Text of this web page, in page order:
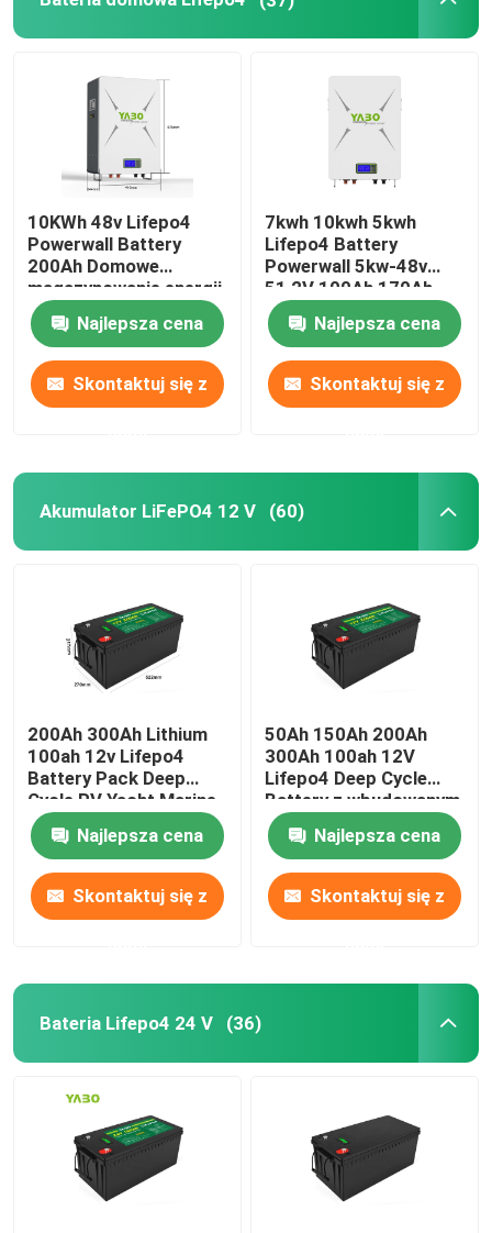
10KWh 48v Lifepo4
Powerwall Battery
200Ah Domowe
magazynowanie energii
Najlepsza cena
Skontaktuj się z
7kwh 10kwh 5kwh
Lifepo4 Battery
Powerwall 5kw-48v
51,2V 100Ah 170Ah
230Ah 200Ah
Najlepsza cena
Skontaktuj się z
Akumulator LiFePO4 12 V (60)
200Ah 300Ah Lithium
100ah 12v Lifepo4
Battery Pack Deep
Cycle RV Yacht Marine
Solar
Najlepsza cena
Skontaktuj się z
50Ah 150Ah 200Ah
300Ah 100ah 12V
Lifepo4 Deep Cycle
Battery z wbudowanym
Bms Solar
Najlepsza cena
Skontaktuj się z
Bateria Lifepo4 24 V (36)